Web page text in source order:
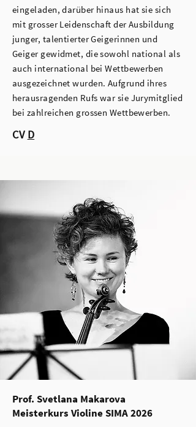
eingeladen, darüber hinaus hat sie sich
mit grosser Leidenschaft der Ausbildung
junger, talentierter Geigerinnen und
Geiger gewidmet, die sowohl national als
auch international bei Wettbewerben
ausgezeichnet wurden. Aufgrund ihres
herausragenden Rufs war sie Jurymitglied
bei zahlreichen grossen Wettbewerben.
CV D
Prof. Svetlana Makarova
Meisterkurs Violine SIMA 2026